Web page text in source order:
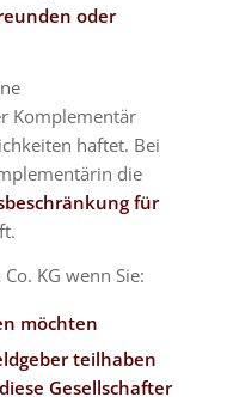
oder
Komplementär
haftet. Bei
die
für
KG wenn Sie:
möchten
teilhaben
Gesellschafter